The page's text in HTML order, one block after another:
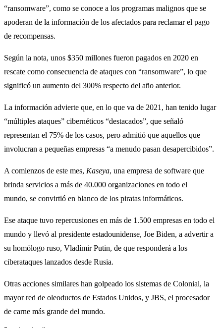
“ransomware”, como se conoce a los programas malignos que se
apoderan de la información de los afectados para reclamar el pago
de recompensas.
Según la nota, unos $350 millones fueron pagados en 2020 en
rescate como consecuencia de ataques con “ransomware”, lo que
significó un aumento del 300% respecto del año anterior.
La información advierte que, en lo que va de 2021, han tenido lugar
“múltiples ataques” cibernéticos “destacados”, que señaló
representan el 75% de los casos, pero admitió que aquellos que
involucran a pequeñas empresas “a menudo pasan desapercibidos”.
A comienzos de este mes, Kaseya, una empresa de software que
brinda servicios a más de 40.000 organizaciones en todo el
mundo, se convirtió en blanco de los piratas informáticos.
Ese ataque tuvo repercusiones en más de 1.500 empresas en todo el
mundo y llevó al presidente estadounidense, Joe Biden, a advertir a
su homólogo ruso, Vladímir Putin, de que responderá a los
ciberataques lanzados desde Rusia.
Otras acciones similares han golpeado los sistemas de Colonial, la
mayor red de oleoductos de Estados Unidos, y JBS, el procesador
de carne más grande del mundo.